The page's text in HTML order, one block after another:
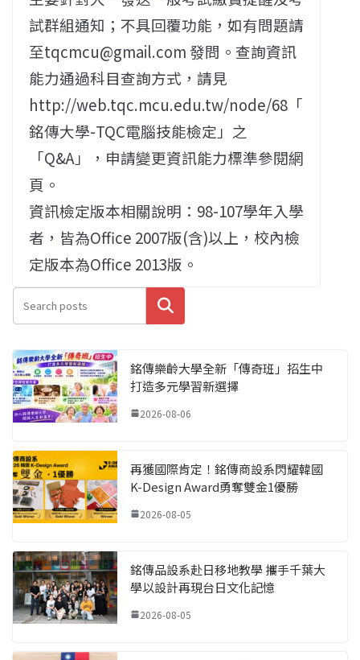
試群組通知；不具回覆功能，如有問題請
至tqcmcu@gmail.com 發問。查詢資訊
能力通過科目查詢方式，請見
http://web.tqc.mcu.edu.tw/node/68「
銘傳大學-TQC電腦技能檢定」之
「Q&A」，申請變更資訊能力標準參閱網
頁。
資訊檢定版本相關說明：98-107學年入學
者，皆為Office 2007版(含)以上，校內檢
定版本為Office 2013版。
搜尋
銘傳樂齡大學全新「傳奇班」招生中
打造多元學習新選擇
2026-08-06
再獲國際肯定！銘傳商設系閃耀韓國
K-Design Award勇奪雙金1優勝
2026-08-05
銘傳品設系赴日移地教學 攜手千葉大
學以設計再現台日文化記憶
2026-08-05